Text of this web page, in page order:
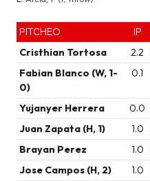
PITCHEO IP
Cristhian Tortosa
2.2
Fabian Blanco (W, 1-
0)
0.1
Yujanyer Herrera 0.0
Juan Zapata (H, 1)
1.0
Brayan Perez
1.0
Jose Campos (H, 2)
1.0